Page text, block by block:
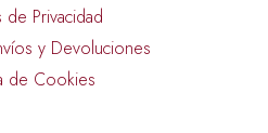
de Privacidad
y Devoluciones
de Cookies